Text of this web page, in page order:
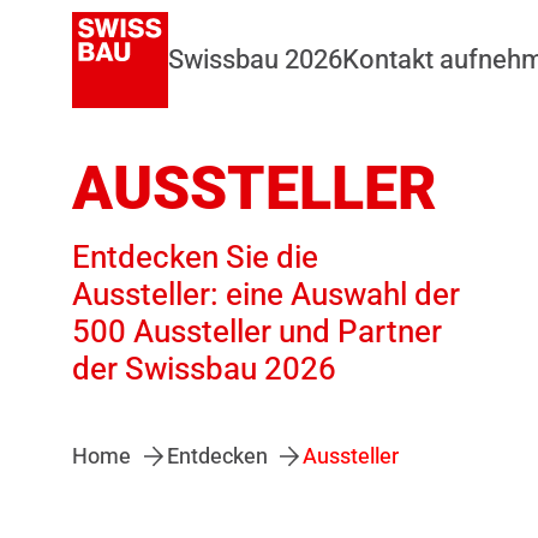
Swissbau 2026Kontakt
AUSSTELLER
Entdecken Sie die
Aussteller: eine Auswahl der
500 Aussteller und Partner
der Swissbau 2026
Home Entdecken Aussteller